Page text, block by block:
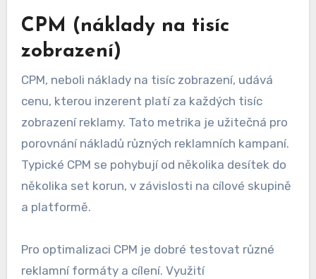
CPM (náklady na tisíc
zobrazení)
CPM, neboli náklady na tisíc zobrazení, udává
cenu, kterou inzerent platí za každých tisíc
zobrazení reklamy. Tato metrika je užitečná pro
porovnání nákladů různých reklamních kampaní.
Typické CPM se pohybují od několika desítek do
několika set korun, v závislosti na cílové skupině
a platformě.
Pro optimalizaci CPM je dobré testovat různé
reklamní formáty a cílení. Využití